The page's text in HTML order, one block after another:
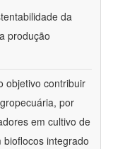
da
produção
objetivo contribuir
por
em cultivo de
integrado